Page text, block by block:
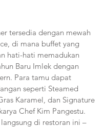
tersedia dengan mewah
di mana buffet yang
hati-hati memadukan
Baru Imlek dengan
Para tamu dapat
seperti Steamed
Karamel, dan Signature
Chef Kim Pangestu.
langsung di restoran ini –